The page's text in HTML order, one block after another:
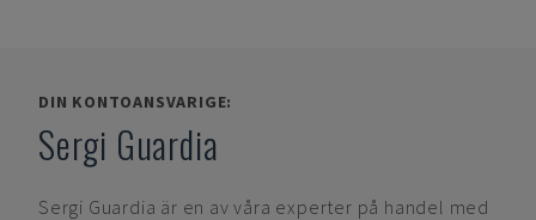
DIN KONTOANSVARIGE:
Sergi Guardia
Sergi Guardia är en av våra experter på handel med